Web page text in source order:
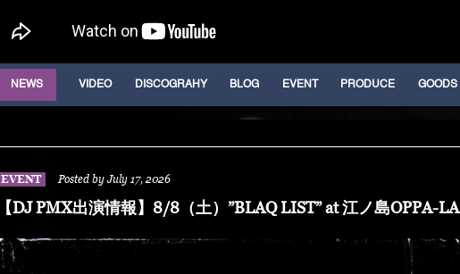
NEWS VIDEO DISCOGRAHY BLOG EVENT PRODUCE GOODS
EVENT Posted by July 17, 2026
【DJ PMX出演情報】8/8（土）”BLAQ LIST” at 江ノ島OPPA-LA